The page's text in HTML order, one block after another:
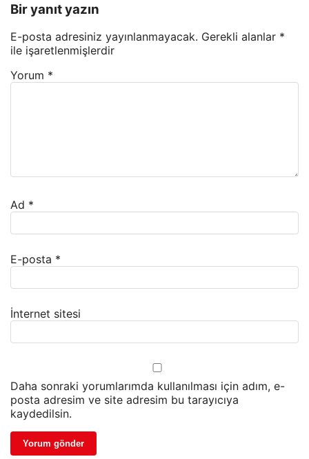
Bir yanıt yazın
E-posta adresiniz yayınlanmayacak. Gerekli alanlar *
ile işaretlenmişlerdir
Yorum *
Ad *
E-posta *
İnternet sitesi
Daha sonraki yorumlarımda kullanılması için adım, e-
posta adresim ve site adresim bu tarayıcıya
kaydedilsin.